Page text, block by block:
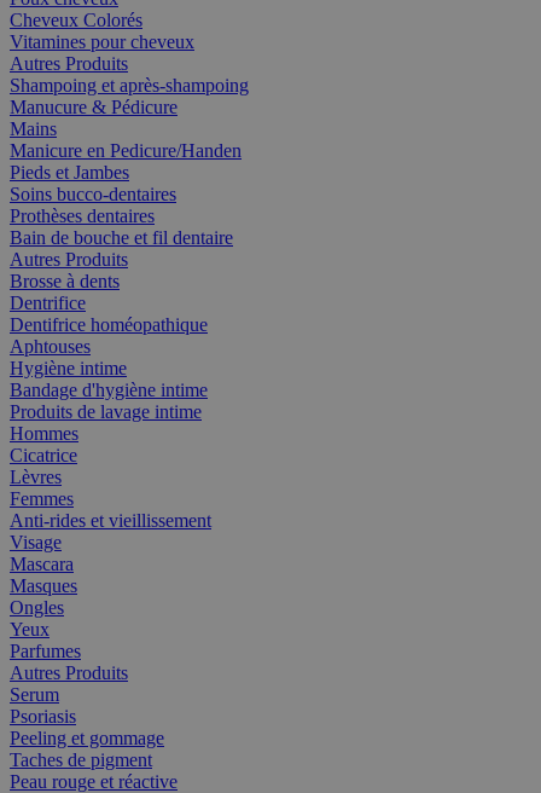
Cheveux Colorés
Vitamines pour cheveux
Autres Produits
Shampoing et après-shampoing
Manucure & Pédicure
Mains
Manicure en Pedicure/Handen
Pieds et Jambes
Soins bucco-dentaires
Prothèses dentaires
Bain de bouche et fil dentaire
Autres Produits
Brosse à dents
Dentrifice
Dentifrice homéopathique
Aphtouses
Hygiène intime
Bandage d'hygiène intime
Produits de lavage intime
Hommes
Cicatrice
Lèvres
Femmes
Anti-rides et vieillissement
Visage
Mascara
Masques
Ongles
Yeux
Parfumes
Autres Produits
Serum
Psoriasis
Peeling et gommage
Taches de pigment
Peau rouge et réactive